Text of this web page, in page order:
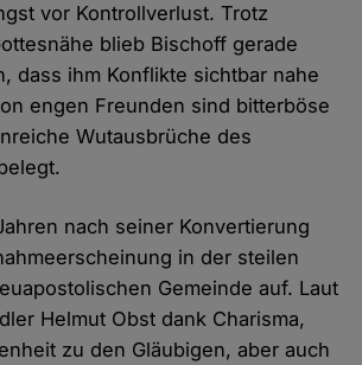
vor Kontrollverlust. Trotz
blieb Bischoff gerade
dass ihm Konflikte sichtbar nahe
engen Freunden sind bitterböse
Wutausbrüche des
nach seiner Konvertierung
in der steilen
Gemeinde auf. Laut
Helmut Obst dank Charisma,
zu den Gläubigen, aber auch